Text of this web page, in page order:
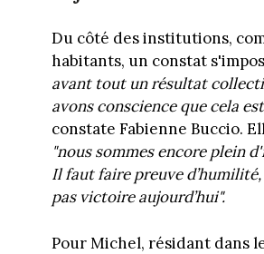
Du côté des institutions,
habitants, un constat
avant tout un résultat
avons conscience que cela
constate Fabienne Buccio.
"nous sommes encore plein
Il faut faire preuve
pas victoire aujourd’hui".
Pour Michel, résidant dans